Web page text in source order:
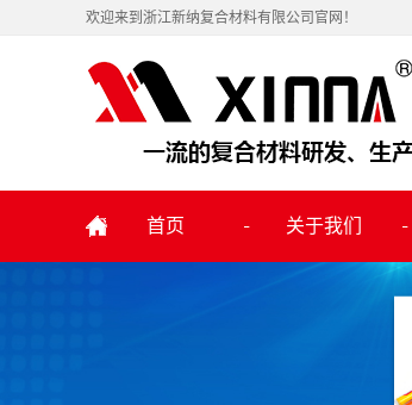
欢迎来到浙江新纳复合材料有限公司官网！
首页 关于我们